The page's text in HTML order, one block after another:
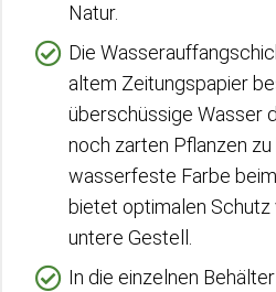
Natur.
Die
altem Zeitungspapier
überschüssige Wasser
noch zarten Pflanzen
wasserfeste Farbe
bietet optimalen
untere Gestell.
In die einzelnen